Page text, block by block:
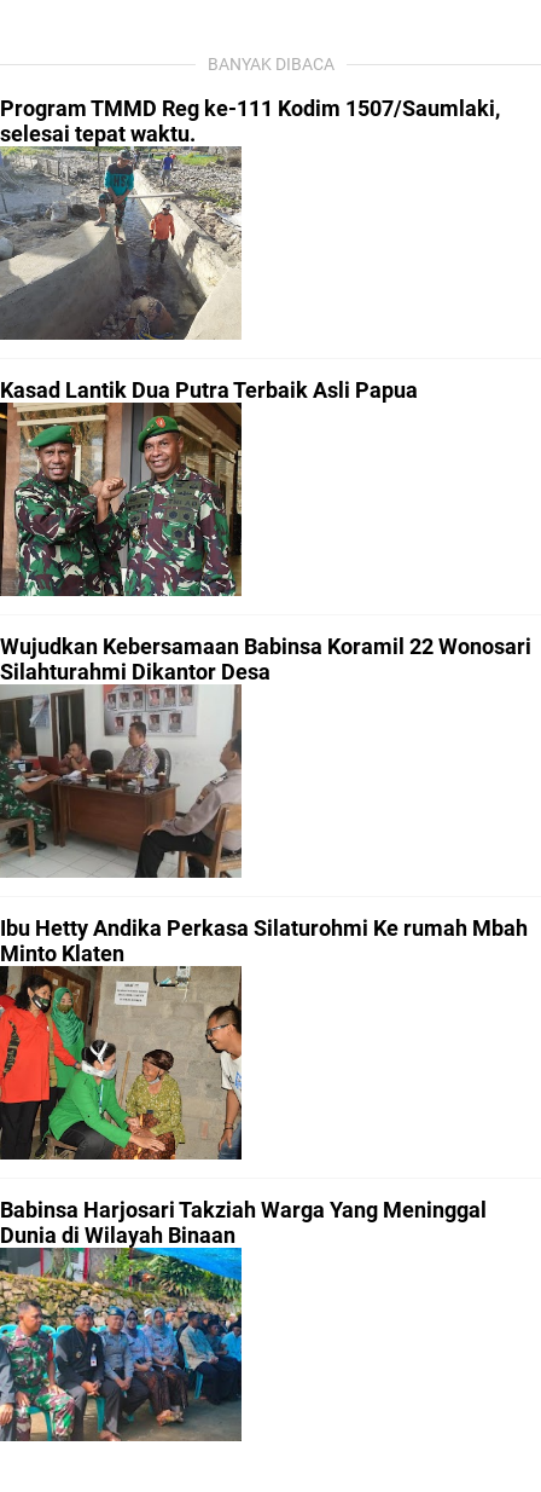
BANYAK DIBACA
Program TMMD Reg ke-111 Kodim 1507/Saumlaki,
selesai tepat waktu.
Kasad Lantik Dua Putra Terbaik Asli Papua
Wujudkan Kebersamaan Babinsa Koramil 22 Wonosari
Silahturahmi Dikantor Desa
Ibu Hetty Andika Perkasa Silaturohmi Ke rumah Mbah
Minto Klaten
Babinsa Harjosari Takziah Warga Yang Meninggal
Dunia di Wilayah Binaan